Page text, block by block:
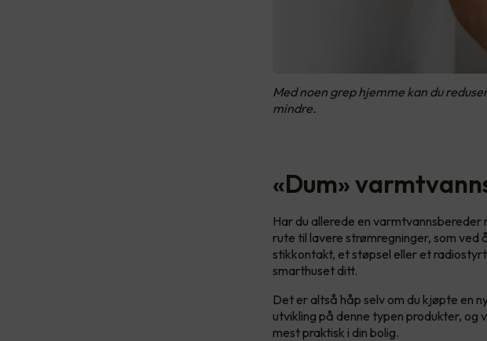
Med noen grep hjemme kan du
mindre.
«Dum»
Har du allerede en varmtvannsbereder
rute til lavere strømregninger, som ved
stikkontakt, et støpsel eller et
smarthuset ditt.
Det er altså håp selv om du kjøpte en
utvikling på denne typen produkter, og
mest praktisk i din bolig.